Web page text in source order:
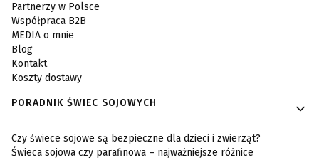
Partnerzy w Polsce
Współpraca B2B
MEDIA o mnie
Blog
Kontakt
Koszty dostawy
PORADNIK ŚWIEC SOJOWYCH
Czy świece sojowe są bezpieczne dla dzieci i zwierząt?
Świeca sojowa czy parafinowa – najważniejsze różnice